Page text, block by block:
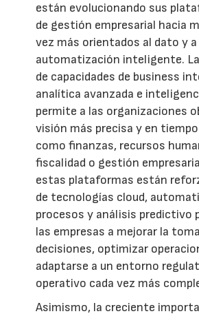
están evolucionando sus
de gestión empresarial hacia
vez más orientados al dato y a
automatización inteligente.
de capacidades de business
analítica avanzada e
permite a las organizaciones
visión más precisa y en
como finanzas, recursos
fiscalidad o gestión
estas plataformas están
de tecnologías cloud,
procesos y análisis predictivo
las empresas a mejorar la
decisiones, optimizar
adaptarse a un entorno
operativo cada vez más
Asimismo, la creciente